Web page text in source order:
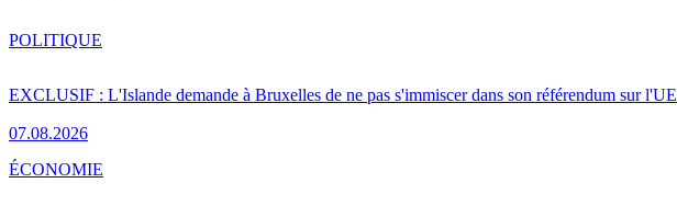
EXCLUSIF : L'Islande demande à Bruxelles de ne pas s'immiscer dans son référendum sur l'UE
07.08.2026
POLITIQUE
ÉCONOMIE